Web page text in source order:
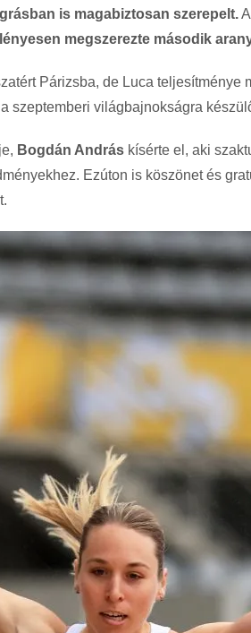
is magabiztosan szerepelt.
megszerezte második
Párizsba, de Luca teljesítménye
szeptemberi világbajnokságra
Bogdán András kísérte el, aki
Ezúton is köszönet és